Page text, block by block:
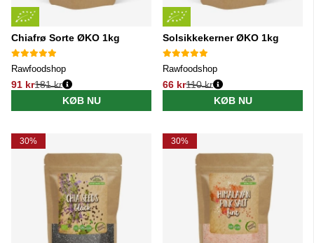
Chiafrø Sorte ØKO 1kg
Rawfoodshop
91 kr
Normalpris:
181 kr
KØB NU
Solsikkekerner ØKO 1kg
Rawfoodshop
66 kr
Normalpris:
110 kr
KØB NU
30% 30%